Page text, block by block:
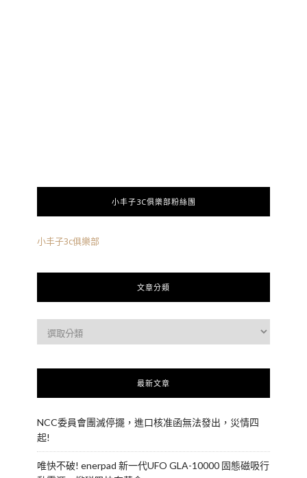
小丰子3C俱樂部粉絲團
小丰子3c俱樂部
文章分類
最新文章
NCC委員會團滅停擺，進口核准函無法發出，災情四
起!
唯快不破! enerpad 新一代UFO GLA-10000 固態磁吸行